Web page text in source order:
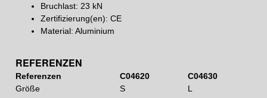
Bruchlast: 23 kN
Zertifizierung(en): CE
Material: Aluminium
REFERENZEN
Referenzen C04620
C04630
Größe
S
L